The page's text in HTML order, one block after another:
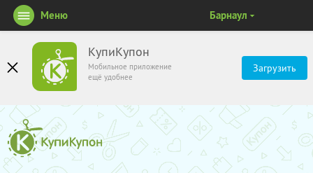
КупиКупон
Мобильное приложение
ещё удобнее
Загрузить
Меню Барнаул